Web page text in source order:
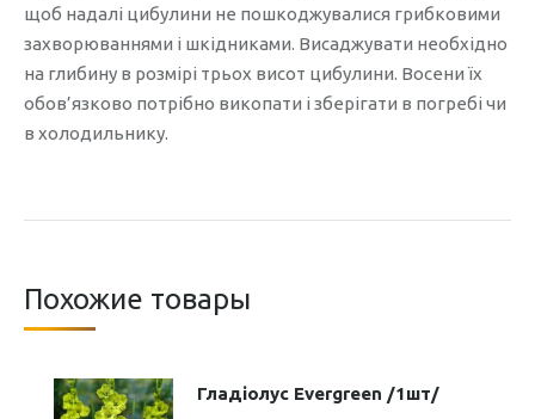
щоб надалі цибулини не пошкоджувалися грибковими
захворюваннями і шкідниками. Висаджувати необхідно
на глибину в розмірі трьох висот цибулини. Восени їх
обов’язково потрібно викопати і зберігати в погребі чи
в холодильнику.
Похожие товары
Гладіолус Evergreen /1шт/